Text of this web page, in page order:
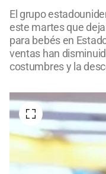
El grupo
este martes que
para bebés en
ventas han
costumbres y la